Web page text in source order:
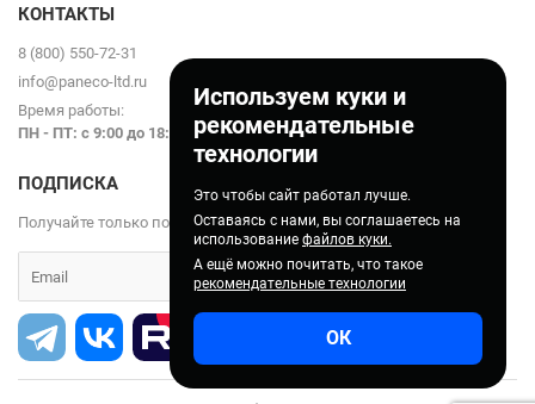
Используем куки и
рекомендательные
технологии
Это чтобы сайт работал лучше.
Оставаясь с нами, вы соглашаетесь на
использование файлов куки.
А ещё можно почитать, что такое
рекомендательные технологии
ОК
КОНТАКТЫ
8 (800) 550-72-31
info@paneco-ltd.ru
Время работы:
ПН - ПТ: с 9:00 до 18:00
ПОДПИСКА
Получайте только полезные статьи!